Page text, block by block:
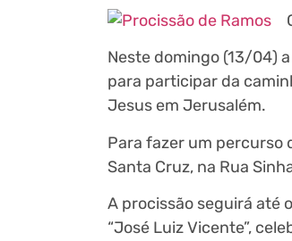
Neste domingo (13/04)
para participar da
Jesus em Jerusalém.
Para fazer um percurso
Santa Cruz, na Rua
A procissão seguirá até
“José Luiz Vicente”,